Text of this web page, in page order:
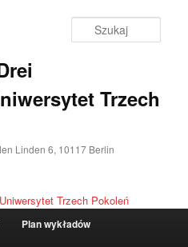
Trzech
Linden 6, 10117 Berlin
Plan wykładów